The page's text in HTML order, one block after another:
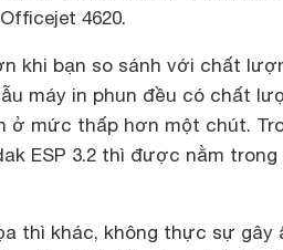
4620.
khi bạn so sánh với chất
máy in phun đều có chất
ở mức thấp hơn một chút.
ESP 3.2 thì được nằm
thì khác, không thực sự gây